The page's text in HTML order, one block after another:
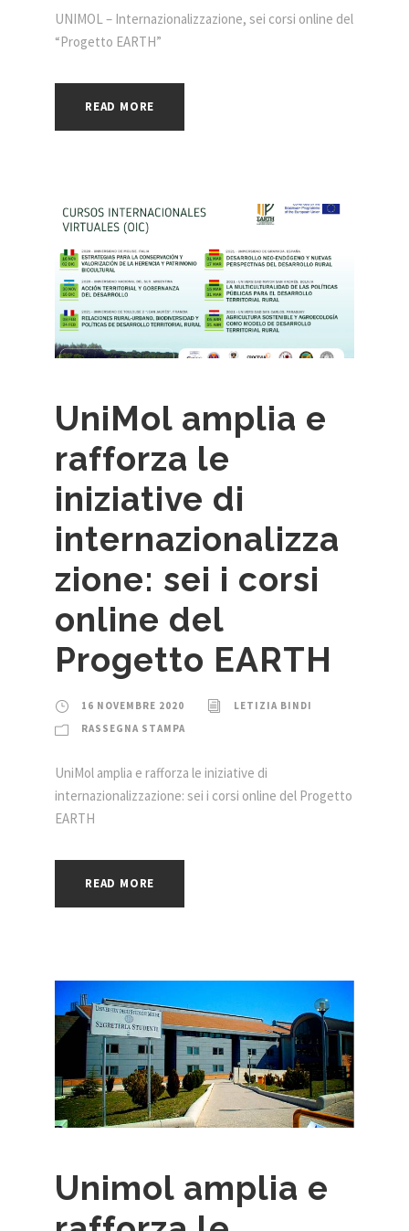
UNIMOL – Internazionalizzazione, sei corsi online del
“Progetto EARTH”
READ MORE
UniMol amplia e
rafforza le
iniziative di
internazionalizza
zione: sei i corsi
online del
Progetto EARTH
16 NOVEMBRE 2020
LETIZIA BINDI
RASSEGNA STAMPA
UniMol amplia e rafforza le iniziative di
internazionalizzazione: sei i corsi online del Progetto
EARTH
READ MORE
Unimol amplia e